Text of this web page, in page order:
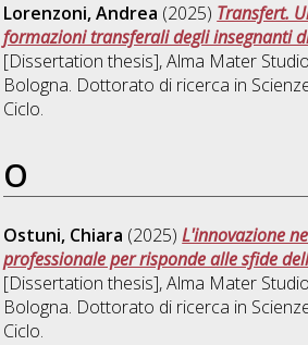
Lorenzoni, Andrea (2025) Transfert.
formazioni transferali degli insegnanti
[Dissertation thesis], Alma Mater
Bologna. Dottorato di ricerca in
Ciclo.
O
Ostuni, Chiara (2025)L'innovazione
professionale per risponde alle sfide
[Dissertation thesis], Alma Mater
Bologna. Dottorato di ricerca in
Ciclo.